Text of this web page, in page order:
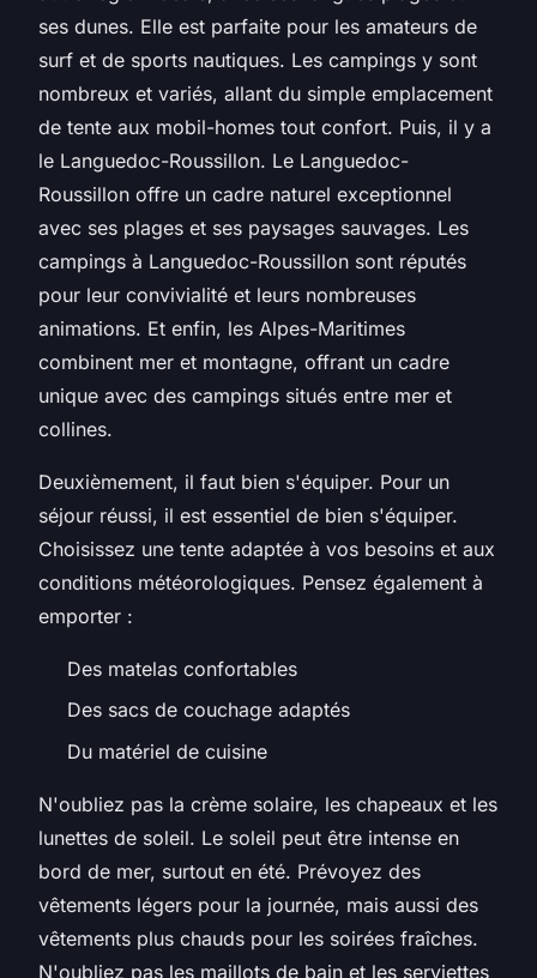
ses dunes. Elle est parfaite pour les amateurs de
surf et de sports nautiques. Les campings y sont
nombreux et variés, allant du simple emplacement
de tente aux mobil-homes tout confort. Puis, il y a
le Languedoc-Roussillon. Le Languedoc-
Roussillon offre un cadre naturel exceptionnel
avec ses plages et ses paysages sauvages. Les
campings à Languedoc-Roussillon sont réputés
pour leur convivialité et leurs nombreuses
animations. Et enfin, les Alpes-Maritimes
combinent mer et montagne, offrant un cadre
unique avec des campings situés entre mer et
collines.
Deuxièmement, il faut bien s'équiper. Pour un
séjour réussi, il est essentiel de bien s'équiper.
Choisissez une tente adaptée à vos besoins et aux
conditions météorologiques. Pensez également à
emporter :
Des matelas confortables
Des sacs de couchage adaptés
Du matériel de cuisine
N'oubliez pas la crème solaire, les chapeaux et les
lunettes de soleil. Le soleil peut être intense en
bord de mer, surtout en été. Prévoyez des
vêtements légers pour la journée, mais aussi des
vêtements plus chauds pour les soirées fraîches.
N'oubliez pas les maillots de bain et les serviettes